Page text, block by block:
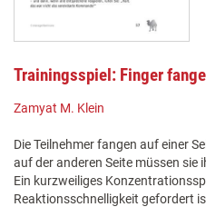
Trainingsspiel: Finger
Zamyat M. Klein
Die Teilnehmer fangen auf einer
auf der anderen Seite müssen sie
Ein kurzweiliges
Reaktionsschnelligkeit gefordert